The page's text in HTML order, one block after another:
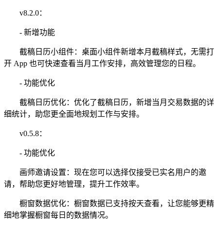
v8.2.0：
- 新增功能
截稿日历小组件：桌面小组件新增本月截稿样式，无需打
开 App 也可快速查看当月工作安排，高效管理您的日程。
- 功能优化
截稿日历优化：优化了截稿日历，新增当月交易数据的详
细统计，助您更全面地规划工作与安排。
v0.5.8：
- 功能优化
画师邀请设置：现在您可以选择仅接受已实名用户的邀
请，帮助您更好地管理，提升工作效率。
橱窗数据优化：橱窗数据已支持按天查看，让您能够更精
细地掌握橱窗每日的数据情况。